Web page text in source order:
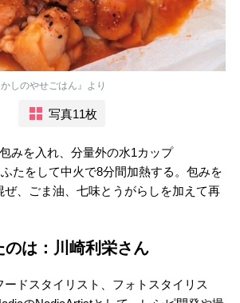
しのやせごはん』より
写真11枚
みを入れ、分量外の水1カップ
ふたをして中火で8分間加熱する。包みを
ぜ、ごま油、七味とうがらしを加えて再
のは：川崎利栄さん
ドスタイリスト、フォトスタイリス